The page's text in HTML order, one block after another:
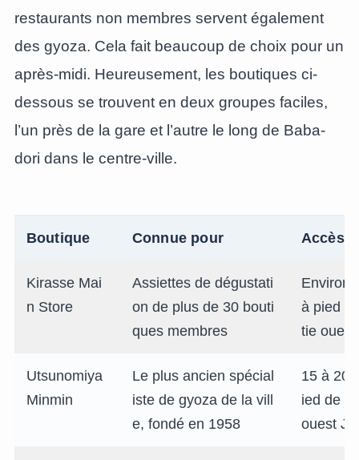
restaurants non membres servent également
des gyoza. Cela fait beaucoup de choix pour un
après-midi. Heureusement, les boutiques ci-
dessous se trouvent en deux groupes faciles,
l’un près de la gare et l’autre le long de Baba-
dori dans le centre-ville.
Boutique Connue pour Accès
Kirasse Mai
n Store
Assiettes de dégustati
on de plus de 30 bouti
ques membres
Environ
à pied
tie ouest
Utsunomiya
Minmin
Le plus ancien spécial
iste de gyoza de la vill
e, fondé en 1958
15 à 20
ied de
ouest JR